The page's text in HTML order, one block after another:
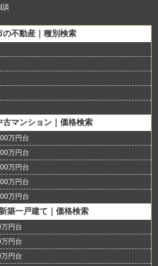
談
の不動産｜種別検索
古マンション｜価格検索
万円台
万円台
万円台
万円台
万円台
築一戸建て｜価格検索
円台
円台
円台